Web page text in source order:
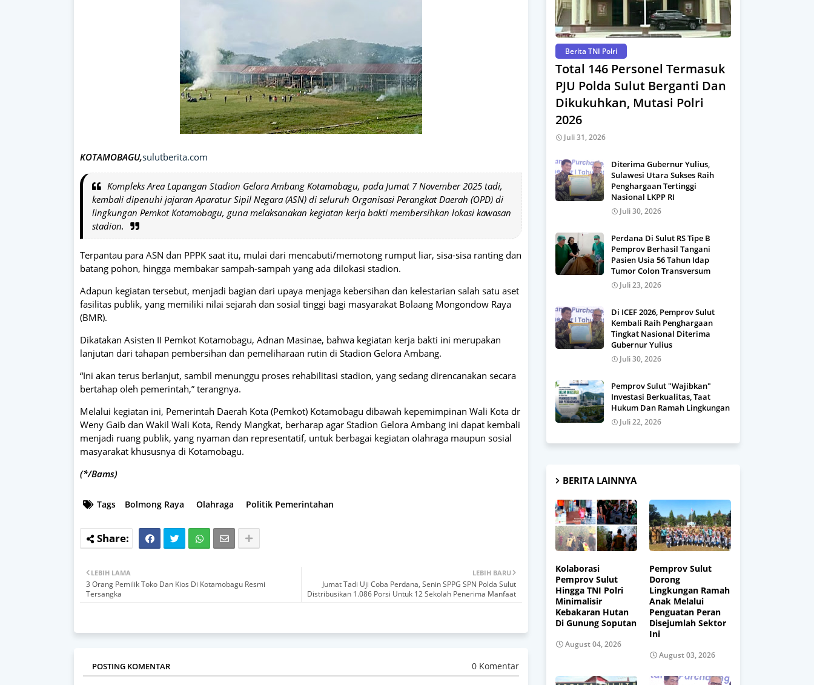
KOTAMOBAGU,sulutberita.com
Kompleks Area Lapangan Stadion Gelora Ambang Kotamobagu, pada Jumat 7 November 2025 tadi,
kembali dipenuhi jajaran Aparatur Sipil Negara (ASN) di seluruh Organisasi Perangkat Daerah (OPD) di
lingkungan Pemkot Kotamobagu, guna melaksanakan kegiatan kerja bakti membersihkan lokasi kawasan
stadion.
Terpantau para ASN dan PPPK saat itu, mulai dari mencabuti/memotong rumput liar, sisa-sisa ranting dan
batang pohon, hingga membakar sampah-sampah yang ada dilokasi stadion.
Adapun kegiatan tersebut, menjadi bagian dari upaya menjaga kebersihan dan kelestarian salah satu aset
fasilitas publik, yang memiliki nilai sejarah dan sosial tinggi bagi masyarakat Bolaang Mongondow Raya
(BMR).
Dikatakan Asisten II Pemkot Kotamobagu, Adnan Masinae, bahwa kegiatan kerja bakti ini merupakan
lanjutan dari tahapan pembersihan dan pemeliharaan rutin di Stadion Gelora Ambang.
“Ini akan terus berlanjut, sambil menunggu proses rehabilitasi stadion, yang sedang direncanakan secara
bertahap oleh pemerintah,” terangnya.
Melalui kegiatan ini, Pemerintah Daerah Kota (Pemkot) Kotamobagu dibawah kepemimpinan Wali Kota dr
Weny Gaib dan Wakil Wali Kota, Rendy Mangkat, berharap agar Stadion Gelora Ambang ini dapat kembali
menjadi ruang publik, yang nyaman dan representatif, untuk berbagai kegiatan olahraga maupun sosial
masyarakat khususnya di Kotamobagu.
(*/Bams)
Tags Bolmong Raya Olahraga Politik Pemerintahan
LEBIH BARU
Jumat Tadi Uji Coba Perdana, Senin SPPG SPN Polda Sulut
Distribusikan 1.086 Porsi Untuk 12 Sekolah Penerima Manfaat
LEBIH LAMA
3 Orang Pemilik Toko Dan Kios Di Kotamobagu Resmi
Tersangka
POSTING KOMENTAR 0 Komentar
Berita TNI Polri
Total 146 Personel Termasuk
PJU Polda Sulut Berganti Dan
Dikukuhkan, Mutasi Polri
2026
Juli 31, 2026
Diterima Gubernur Yulius,
Sulawesi Utara Sukses Raih
Penghargaan Tertinggi
Nasional LKPP RI
Juli 30, 2026
Perdana Di Sulut RS Tipe B
Pemprov Berhasil Tangani
Pasien Usia 56 Tahun Idap
Tumor Colon Transversum
Juli 23, 2026
Di ICEF 2026, Pemprov Sulut
Kembali Raih Penghargaan
Tingkat Nasional Diterima
Gubernur Yulius
Juli 30, 2026
Pemprov Sulut "Wajibkan"
Investasi Berkualitas, Taat
Hukum Dan Ramah Lingkungan
Juli 22, 2026
BERITA LAINNYA
Kolaborasi
Pemprov Sulut
Hingga TNI Polri
Minimalisir
Kebakaran Hutan
Di Gunung Soputan
August 04, 2026
Pemprov Sulut
Dorong
Lingkungan Ramah
Anak Melalui
Penguatan Peran
Disejumlah Sektor
Ini
August 03, 2026